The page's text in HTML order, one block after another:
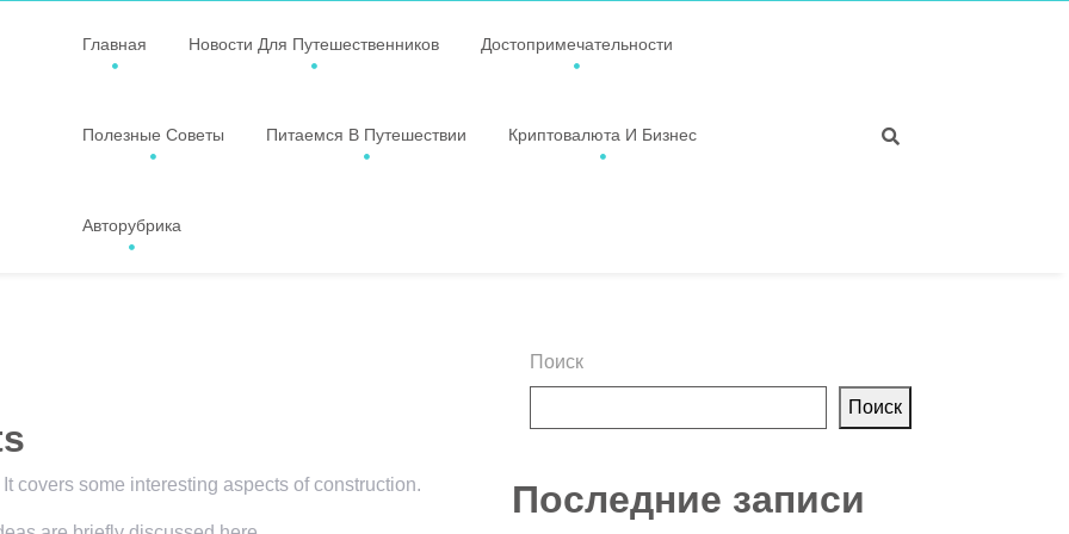
Главная Новости Для Путешественников Достопримечательности
Полезные Советы Питаемся В Путешествии Криптовалюта И Бизнес
Авторубрика
covers some interesting aspects of construction.
Поиск
Поиск
Последние записи